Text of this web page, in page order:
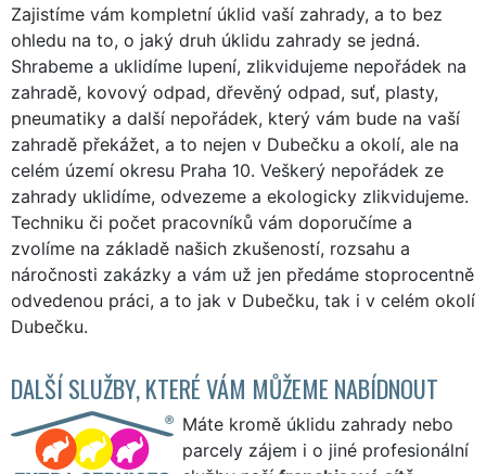
Zajistíme vám kompletní úklid vaší zahrady, a to bez
ohledu na to, o jaký druh úklidu zahrady se jedná.
Shrabeme a uklidíme lupení, zlikvidujeme nepořádek na
zahradě, kovový odpad, dřevěný odpad, suť, plasty,
pneumatiky a další nepořádek, který vám bude na vaší
zahradě překážet, a to nejen v Dubečku a okolí, ale na
celém území okresu Praha 10. Veškerý nepořádek ze
zahrady uklidíme, odvezeme a ekologicky zlikvidujeme.
Techniku či počet pracovníků vám doporučíme a
zvolíme na základě našich zkušeností, rozsahu a
náročnosti zakázky a vám už jen předáme stoprocentně
odvedenou práci, a to jak v Dubečku, tak i v celém okolí
Dubečku.
DALŠÍ SLUŽBY, KTERÉ VÁM MŮŽEME NABÍDNOUT
Máte kromě úklidu zahrady nebo
parcely zájem i o jiné profesionální